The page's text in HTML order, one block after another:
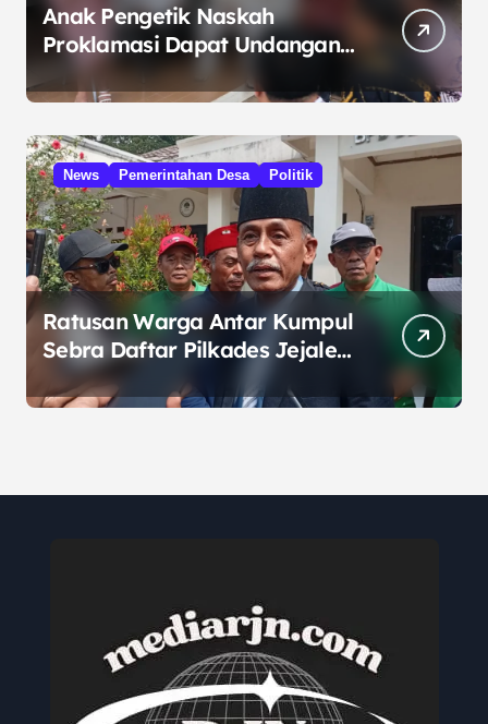
Anak Pengetik Naskah
Proklamasi Dapat Undangan
HUT RI dari Presiden
Prabowo
News Pemerintahan Desa Politik
Ratusan Warga Antar Kumpul
Sebra Daftar Pilkades Jejalen
Jaya, Serukan Pemilu Damai